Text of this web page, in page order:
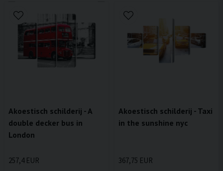
Akoestisch schilderij - A
double decker bus in
London
257,4 EUR
Akoestisch schilderij - Taxi
in the sunshine nyc
367,75 EUR